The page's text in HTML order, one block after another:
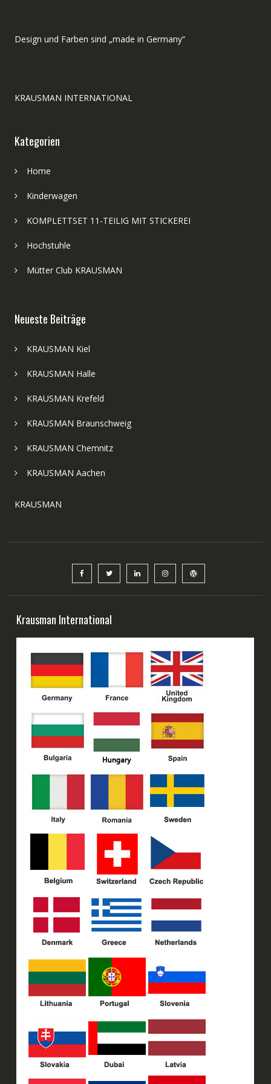
Design und Farben sind „made in Germany“
KRAUSMAN INTERNATIONAL
Kategorien
Home
Kinderwagen
KOMPLETTSET 11-TEILIG MIT STICKEREI
Hochstuhle
Mütter Club KRAUSMAN
Neueste Beiträge
KRAUSMAN Kiel
KRAUSMAN Halle
KRAUSMAN Krefeld
KRAUSMAN Braunschweig
KRAUSMAN Chemnitz
KRAUSMAN Aachen
KRAUSMAN
Krausman International